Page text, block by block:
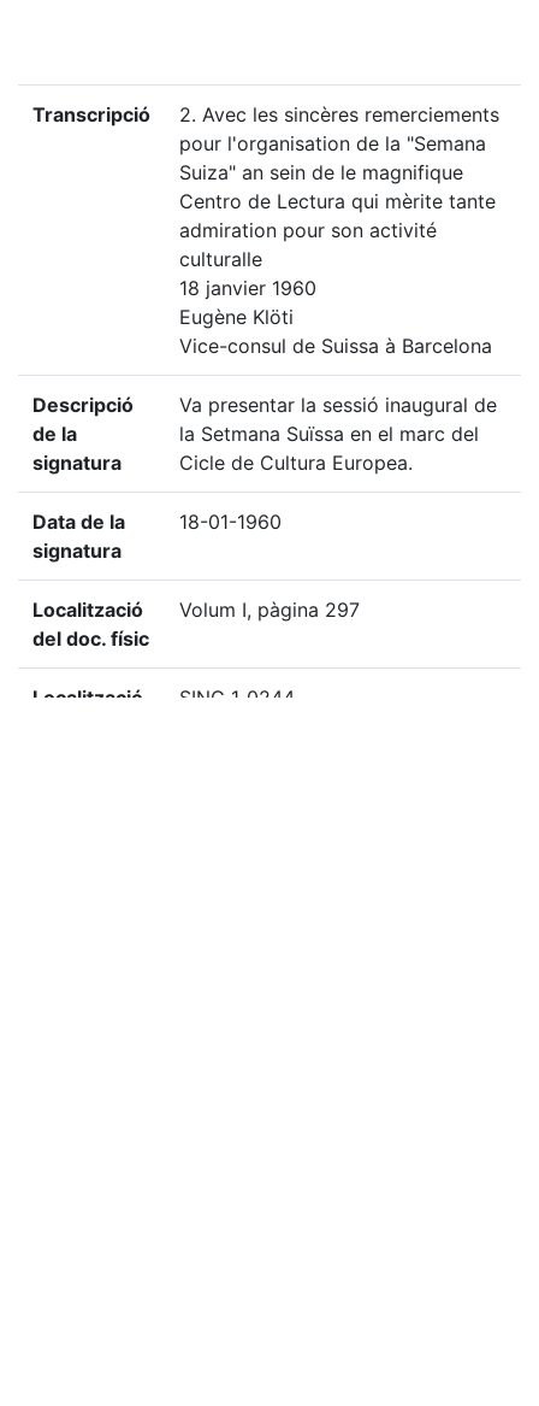
Transcripció
2. Avec les sincères remerciements
pour l'organisation de la "Semana
Suiza" an sein de le magnifique
Centro de Lectura qui mèrite tante
admiration pour son activité
culturalle
18 janvier 1960
Eugène Klöti
Vice-consul de Suissa à Barcelona
Descripció
de la
signatura
Va presentar la sessió inaugural de
la Setmana Suïssa en el marc del
Cicle de Cultura Europea.
Data de la
signatura
18-01-1960
Localització
del doc. físic
Volum I, pàgina 297
Localització
SING_1_0244